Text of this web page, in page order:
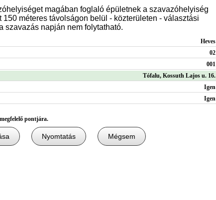
magában foglaló épületnek a szavazóhelyiség
méteres távolságon belül - közterületen - választási
szavazás napján nem folytatható.
Heves
02
001
Tófalu, Kossuth Lajos u. 16.
Igen
Igen
pontjára.